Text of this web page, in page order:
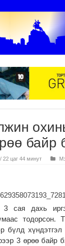
байр
22 цаг 44 минут
сая дахь
тодорсон.
бүлд
3 өрөө байр